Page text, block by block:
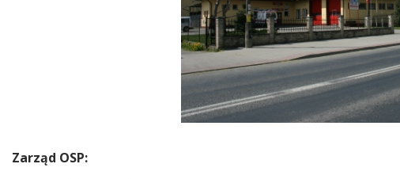
Zarząd OSP: